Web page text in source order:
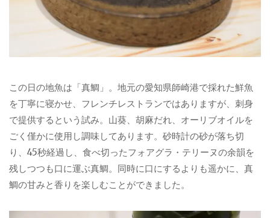
この日の地魚は「真鯛」。地元の愛知県師崎港で採れた鮮魚
を丁寧に寝かせ、フレンチレストランではありますが、刺身
で提供するという試み。山葵、胡麻だれ、オーリブオイルを
ごく僅かに使用し調味してあります。砂時計の砂が落ち切
り、45秒経過し、食べ切ったフォアグラ・テリーヌの余韻を
残しつつも口に運ぶ真鯛。同時に口にするよりも遥かに、真
鯛の甘みと香りを楽しむことができました。